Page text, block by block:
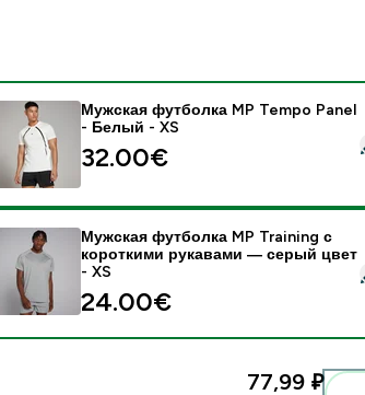
- Мужская футболка MP Tempo Panel - Белый
Мужская футболка MP Tempo Panel
- Белый - XS
32.00€‎
- Мужская футболка MP Training с
Мужская футболка MP Training с
короткими рукавами — серый цвет
- XS
24.00€‎
77,99 ₽‎